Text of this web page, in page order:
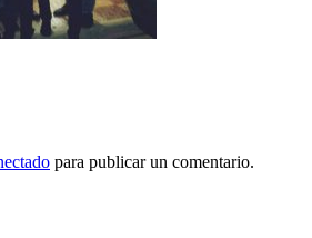
para publicar un comentario.